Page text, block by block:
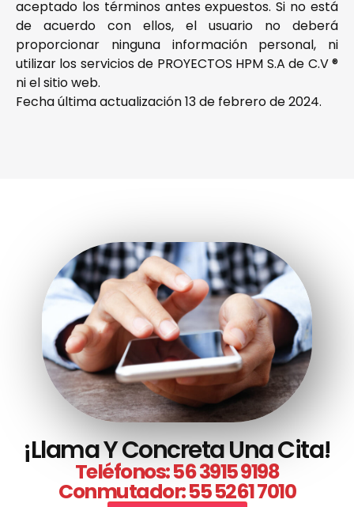
aceptado los términos antes expuestos. Si no está
de acuerdo con ellos, el usuario no deberá
proporcionar ninguna información personal, ni
utilizar los servicios de PROYECTOS HPM S.A de C.V ®
ni el sitio web.
Fecha última actualización 13 de febrero de 2024.
¡Llama Y Concreta Una Cita!
Teléfonos: 56 3915 9198
Conmutador: 55 5261 7010